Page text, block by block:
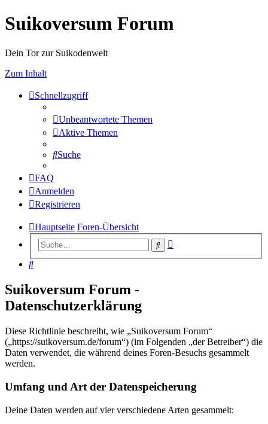
Suikoversum Forum
Dein Tor zur Suikodenwelt
Zum Inhalt
Schnellzugriff
Unbeantwortete Themen
Aktive Themen
Suche
FAQ
Anmelden
Registrieren
Hauptseite Foren-Übersicht
Suche
Suche
Suikoversum Forum -
Datenschutzerklärung
Diese Richtlinie beschreibt, wie „Suikoversum Forum“
(„https://suikoversum.de/forum“) (im Folgenden „der Betreiber“) die
Daten verwendet, die während deines Foren-Besuchs gesammelt
werden.
Umfang und Art der Datenspeicherung
Deine Daten werden auf vier verschiedene Arten gesammelt: